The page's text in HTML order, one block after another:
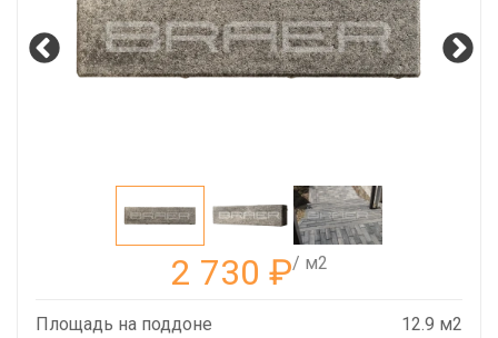
2 730 ₽/ м2
Площадь на поддоне
12.9 м2